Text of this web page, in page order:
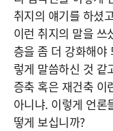
취지의 얘기를 하셨
이런 취지의 말을 쓰
층을 좀 더 강화해야
렇게 말씀하신 것 같
증축 혹은 재건축 이
아니냐. 이렇게 언론
떻게 보십니까?